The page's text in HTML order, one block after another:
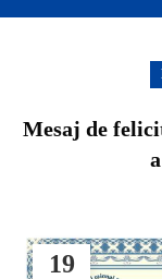
Mesaj de
19